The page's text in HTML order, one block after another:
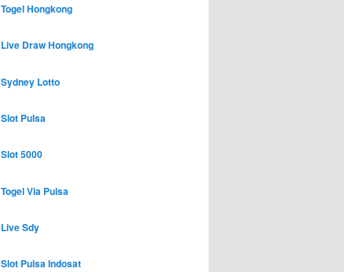
Togel Hongkong
Live Draw Hongkong
Sydney Lotto
Slot Pulsa
Slot 5000
Togel Via Pulsa
Live Sdy
Slot Pulsa Indosat